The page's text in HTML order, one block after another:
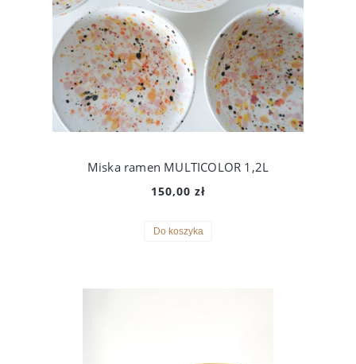
Miska ramen MULTICOLOR 1,2L
150,00 zł
Do koszyka